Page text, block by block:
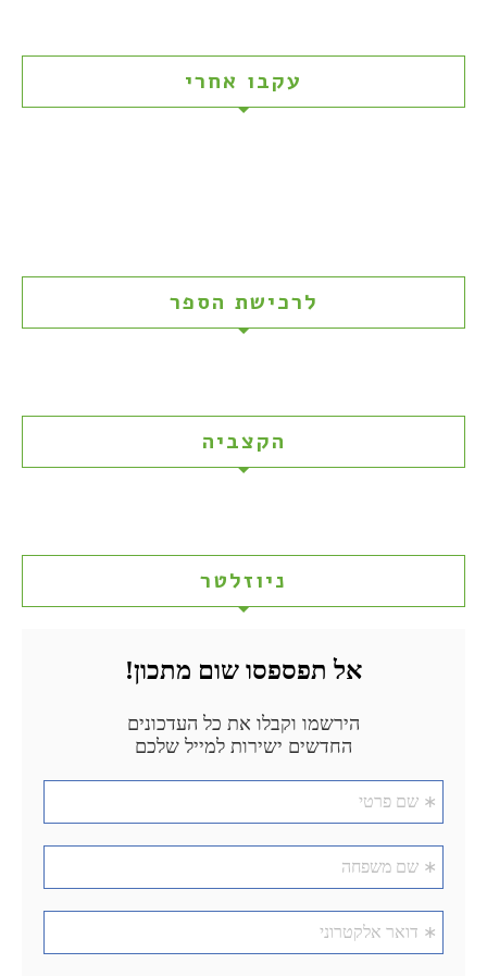
עקבו אחרי
לרכישת הספר
הקצביה
ניוזלטר